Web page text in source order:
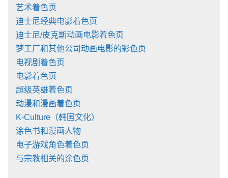
艺术着色页
迪士尼经典电影着色页
迪士尼/皮克斯动画电影着色页
梦工厂和其他公司动画电影的彩色页
电视剧着色页
电影着色页
超级英雄着色页
动漫和漫画着色页
K-Culture（韩国文化）
涂色书和漫画人物
电子游戏角色着色页
与宗教相关的涂色页